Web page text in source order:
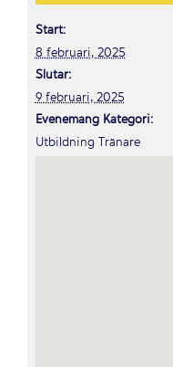
Start:
8 februari, 2025
Slutar:
9 februari, 2025
Evenemang Kategori:
Utbildning Tränare